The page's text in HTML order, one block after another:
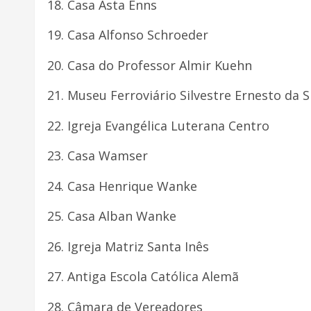
Casa Asta Enns
Casa Alfonso Schroeder
Casa do Professor Almir Kuehn
Museu Ferroviário Silvestre Ernesto da
Igreja Evangélica Luterana Centro
Casa Wamser
Casa Henrique Wanke
Casa Alban Wanke
Igreja Matriz Santa Inês
Antiga Escola Católica Alemã
Câmara de Vereadores